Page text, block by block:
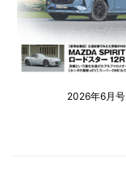
2026年6月号